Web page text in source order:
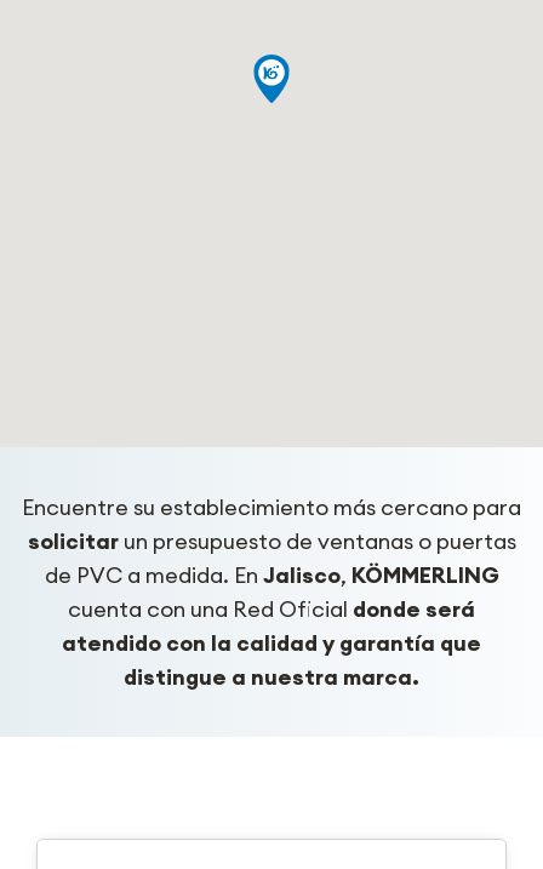
Encuentre su establecimiento más cercano para
solicitarun presupuesto de ventanas o puertas
de PVC a medida. En Jalisco, KÖMMERLING
cuenta con una Red Oficial donde será
atendido con la calidad y garantía que
distingue a nuestra marca.